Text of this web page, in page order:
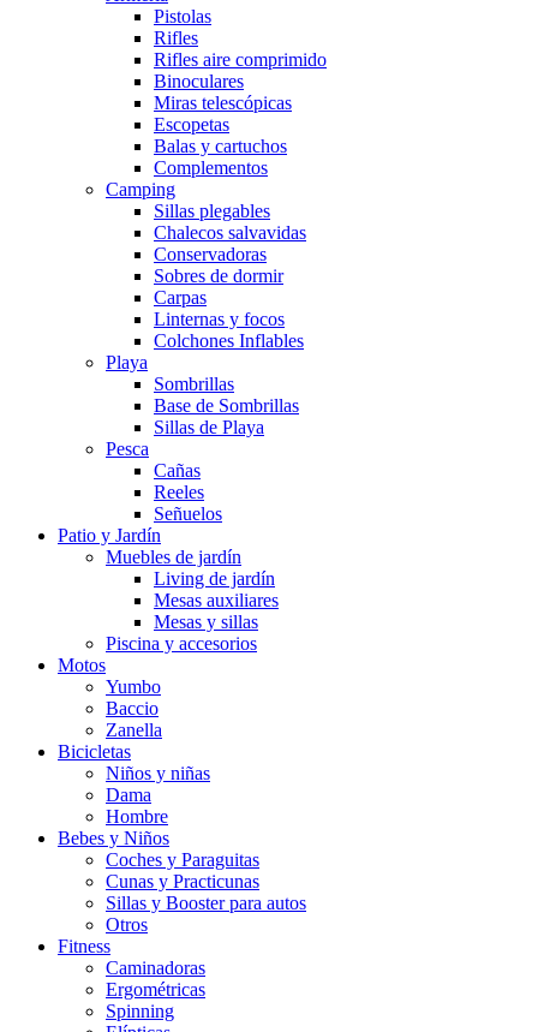
Pistolas
Rifles
Rifles aire comprimido
Binoculares
Miras telescópicas
Escopetas
Balas y cartuchos
Complementos
Camping
Sillas plegables
Chalecos salvavidas
Conservadoras
Sobres de dormir
Carpas
Linternas y focos
Colchones Inflables
Playa
Sombrillas
Base de Sombrillas
Sillas de Playa
Pesca
Cañas
Reeles
Señuelos
Patio y Jardín
Muebles de jardín
Living de jardín
Mesas auxiliares
Mesas y sillas
Piscina y accesorios
Motos
Yumbo
Baccio
Zanella
Bicicletas
Niños y niñas
Dama
Hombre
Bebes y Niños
Coches y Paraguitas
Cunas y Practicunas
Sillas y Booster para autos
Otros
Fitness
Caminadoras
Ergométricas
Spinning